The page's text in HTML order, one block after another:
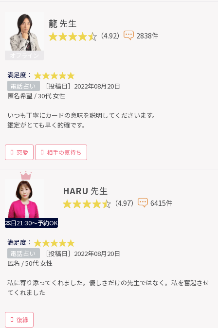
龍 先生
（4.92） 2838件
満足度：
電話占い
［投稿日］2022年08月20日
匿名希望 / 30代 女性
いつも丁寧にカードの意味を説明してくださいます。
鑑定がとても早く的確です。
恋愛 相手の気持ち
本日21:30～予約OK
HARU 先生
（4.97） 6415件
満足度：
電話占い
［投稿日］2022年08月20日
匿名 / 50代 女性
私に寄り添ってくれました。優しさだけの先生ではなく。私を奮起させ
てくれました
復縁